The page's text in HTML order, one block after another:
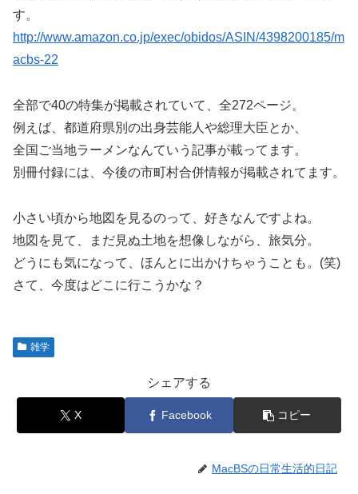
す。
http://www.amazon.co.jp/exec/obidos/ASIN/4398200185/m
acbs-22
全部で40の特集が掲載されていて、全272ページ。
例えば、都道府県別の出身芸能人や総理大臣とか、
全国ご当地ラーメンなんていう記事が載ってます。
別冊付録には、今後の市町村合併情報が掲載されてます。
小さい頃から地図を見るのって、好きなんですよね。
地図を見て、まだ見ぬ土地を想像しながら、旅気分。
どうにも気になって、ほんとに出かけちゃうことも。(笑)
さて、今度はどこに行こうかな？
雑学
シェアする
X Facebook コピー
MacBSの日常生活的日記